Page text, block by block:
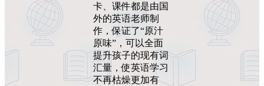
卡、课件都是由国
外的英语老师制
作，保证了“原汁
原味”，可以全面
提升孩子的现有词
汇量，使英语学习
不再枯燥更加有